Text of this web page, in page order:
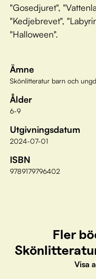
"Gosedjuret",
"Kedjebrevet",
"Halloween".
Ämne
Skönlitteratur barn och
Ålder
6-9
Utgivningsdatum
2024-07-01
ISBN
9789179796402
Fler
Visa